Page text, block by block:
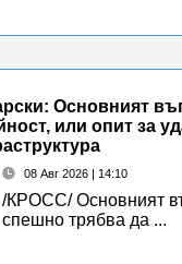
Основният
или опит за
08 Авг 2026 | 14:10
/КРОСС/ Основният
спешно трябва да ...